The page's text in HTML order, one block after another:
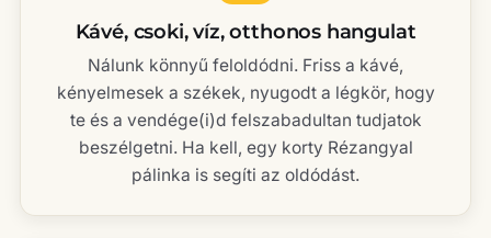
Kávé, csoki, víz, otthonos hangulat
Nálunk könnyű feloldódni. Friss a kávé,
kényelmesek a székek, nyugodt a légkör, hogy
te és a vendége(i)d felszabadultan tudjatok
beszélgetni. Ha kell, egy korty Rézangyal
pálinka is segíti az oldódást.